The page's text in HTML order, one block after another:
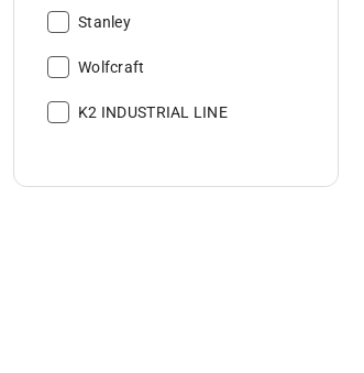
Producent:
Stanley
Producent:
Wolfcraft
Producent:
K2 INDUSTRIAL LINE